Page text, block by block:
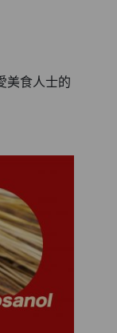
美食人士的